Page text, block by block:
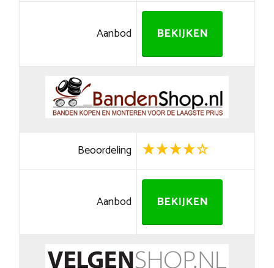
Aanbod BEKIJKEN
Beoordeling
Aanbod BEKIJKEN